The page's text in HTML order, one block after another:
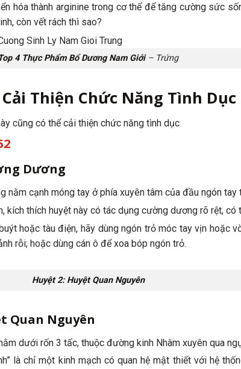
hóa thành arginine trong cơ thể để tăng cường sức
còn vết rách thì sao?
4 Thực Phẩm Bổ Dương Nam Giới– Trứng
Thiện Chức Năng Tình
cũng có thể cải thiện chức năng tình dục
Dương
nằm cạnh móng tay ở phía xuyên tâm của đầu ngón tay
kích thích huyệt này có tác dụng cường dương rõ rệt, có
hoặc tàu điện, hãy dùng ngón trỏ móc tay vịn hoặc
rỗi; hoặc dùng cán ô để xoa bóp ngón trỏ.
Huyệt 2: Huyệt Quan Nguyên
Quan Nguyên
dưới rốn 3 tấc, thuộc đường kinh Nhâm xuyên qua
là chỉ một kinh mạch có quan hệ mật thiết với hệ